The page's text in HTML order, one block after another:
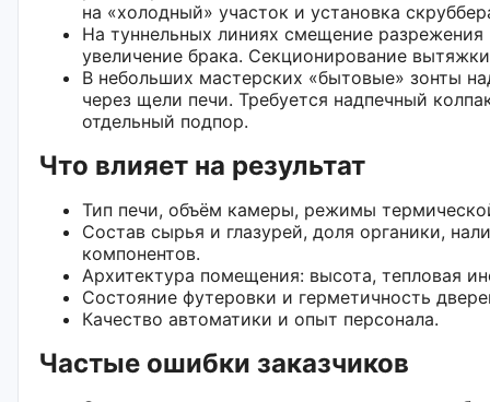
на «холодный» участок и установка
На туннельных линиях смещение разрежения
увеличение брака. Секционирование
В небольших мастерских «бытовые» зонты
через щели печи. Требуется надпечный
отдельный подпор.
Что влияет на результат
Тип печи, объём камеры, режимы
Состав сырья и глазурей, доля органики,
компонентов.
Архитектура помещения: высота, тепловая
Состояние футеровки и герметичность
Качество автоматики и опыт персонала.
Частые ошибки заказчиков